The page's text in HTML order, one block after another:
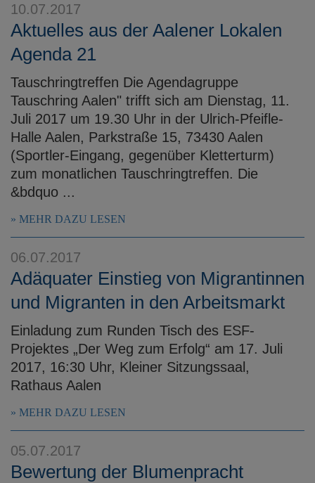
10.07.2017
Aktuelles aus der Aalener Lokalen
Agenda 21
Tauschringtreffen Die Agendagruppe
Tauschring Aalen" trifft sich am Dienstag, 11.
Juli 2017 um 19.30 Uhr in der Ulrich-Pfeifle-
Halle Aalen, Parkstraße 15, 73430 Aalen
(Sportler-Eingang, gegenüber Kletterturm)
zum monatlichen Tauschringtreffen. Die
&bdquo ...
MEHR DAZU LESEN
06.07.2017
Adäquater Einstieg von Migrantinnen
und Migranten in den Arbeitsmarkt
Einladung zum Runden Tisch des ESF-
Projektes „Der Weg zum Erfolg“ am 17. Juli
2017, 16:30 Uhr, Kleiner Sitzungssaal,
Rathaus Aalen
MEHR DAZU LESEN
05.07.2017
Bewertung der Blumenpracht